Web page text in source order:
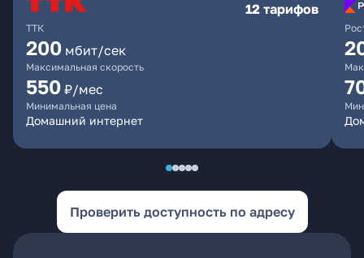
ТТК
12 тарифов
200 мбит/сек
Максимальная скорость
550 ₽/мес
Минимальная цена
Домашний интернет
Проверить доступность по адресу